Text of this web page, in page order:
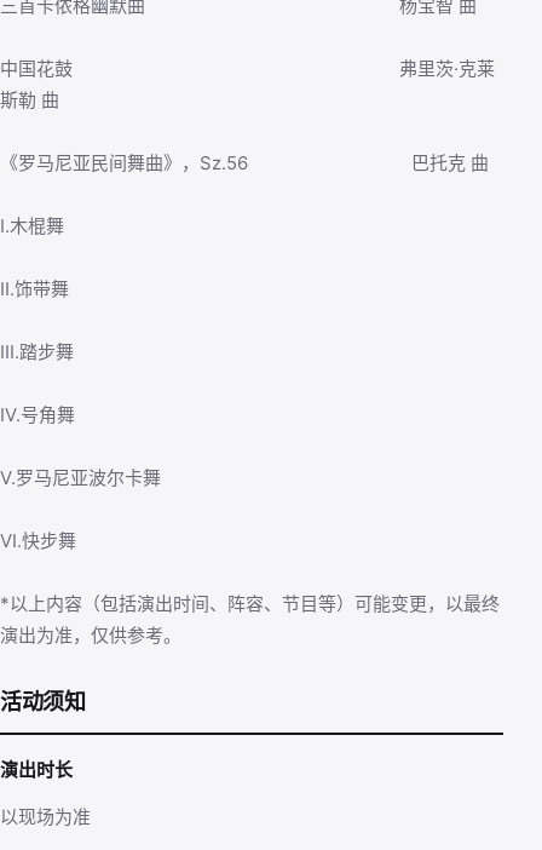
三首卡侬格幽默曲 杨宝智 曲
中国花鼓 弗里茨·克莱
斯勒 曲
《罗马尼亚民间舞曲》，Sz.56 巴托克 曲
I.木棍舞
II.饰带舞
III.踏步舞
IV.号角舞
V.罗马尼亚波尔卡舞
VI.快步舞
*以上内容（包括演出时间、阵容、节目等）可能变更，以最终
演出为准，仅供参考。
活动须知
演出时长
以现场为准